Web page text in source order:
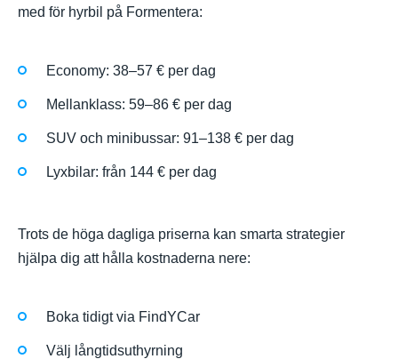
med för hyrbil på Formentera:
Economy: 38–57 € per dag
Mellanklass: 59–86 € per dag
SUV och minibussar: 91–138 € per dag
Lyxbilar: från 144 € per dag
Trots de höga dagliga priserna kan smarta strategier
hjälpa dig att hålla kostnaderna nere:
Boka tidigt via FindYCar
Välj långtidsuthyrning